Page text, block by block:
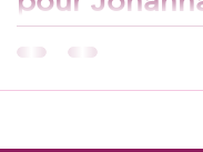
Pédiatrique ⭐
⭐ Témoignage Client
complète pour